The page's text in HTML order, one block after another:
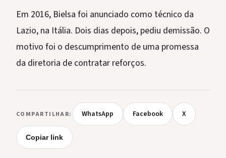
Em 2016, Bielsa foi anunciado como técnico da
Lazio, na Itália. Dois dias depois, pediu demissão. O
motivo foi o descumprimento de uma promessa
da diretoria de contratar reforços.
COMPARTILHAR: WhatsApp Facebook X
Copiar link